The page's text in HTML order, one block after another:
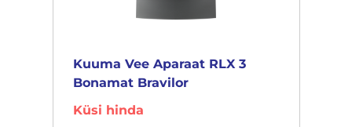
Kuuma Vee Aparaat RLX 3
Bonamat Bravilor
Küsi hinda